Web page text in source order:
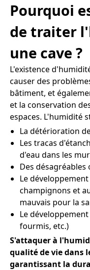
Pourquoi
de traiter
une cave ?
L'existence
causer des
bâtiment, et
et la conservation
espaces. L'humidité
La détérioration
Les tracas
d'eau dans les
Des
Le
champignons et
mauvais pour la
Le
fourmis, etc.)
S'attaquer à
qualité de vie dans
garantissant la